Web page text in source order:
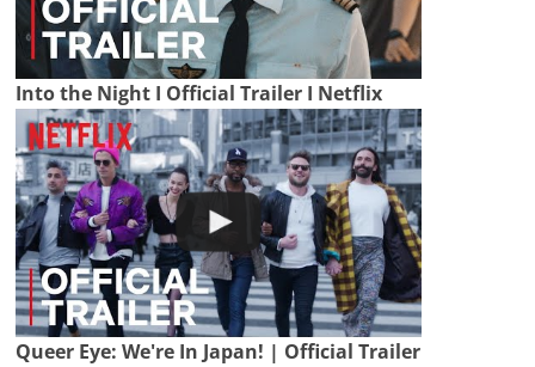
Into the Night I Official Trailer I Netflix
Queer Eye: We're In Japan! | Official Trailer